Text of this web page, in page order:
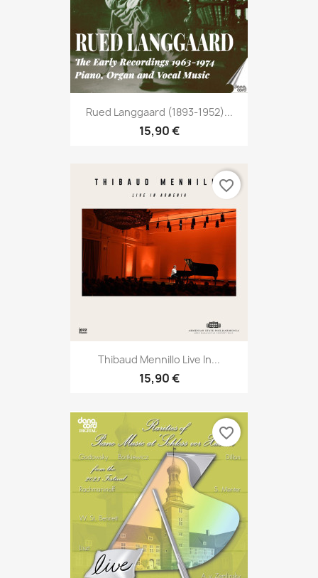
Rued Langgaard (1893-1952)...
15,90 €
Thibaud Mennillo Live In...
15,90 €
favorite_border
favorite_border